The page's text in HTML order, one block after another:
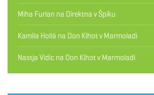
Miha Furlan na Direktna v Špiku
Kamila Hollá na Don Kihot v Marmoladi
Nastja Vidic na Don Kihot v Marmoladi